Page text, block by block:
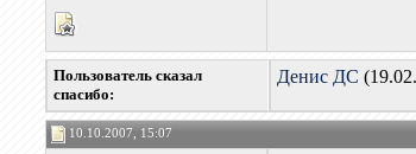
Пользователь сказал
cпасибо:
Денис ДС
10.10.2007, 15:07